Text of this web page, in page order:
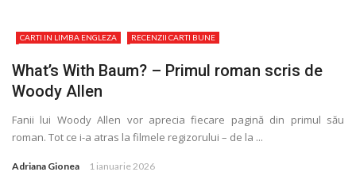
CARTI IN LIMBA ENGLEZA RECENZII CARTI BUNE
What’s With Baum? – Primul roman scris de
Woody Allen
Fanii lui Woody Allen vor aprecia fiecare pagină din primul său
roman. Tot ce i-a atras la filmele regizorului – de la ...
Adriana Gionea 1 ianuarie 2026